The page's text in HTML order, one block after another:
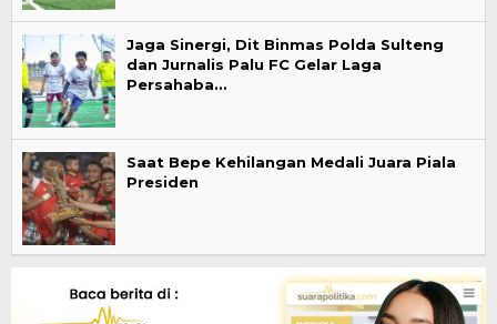
Jaga Sinergi, Dit Binmas Polda Sulteng
dan Jurnalis Palu FC Gelar Laga
Persahaba…
Saat Bepe Kehilangan Medali Juara Piala
Presiden